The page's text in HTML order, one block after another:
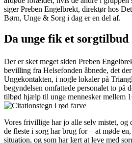
siger Preben Engelbrekt, direktør hos
Børn, Unge & Sorg i dag er en del af.
Da unge fik et sorgtilbud
Der er sket meget siden Preben
bevilling fra Helsefonden åbnede, det
Ungekontakten, i nogle lokaler på
begyndelsen omfattede personalet to på
tilbød hjælp til unge mennesker mellem
Vores frivillige har jo alle selv mistet, og
de fleste i sorg har brug for – at møde
situation, og som har lært at leve med